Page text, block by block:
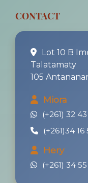
CONTACT
Lot 10 B
Talatamaty
105
Miora
(+261) 32
(+261)34
Hery
(+261) 34